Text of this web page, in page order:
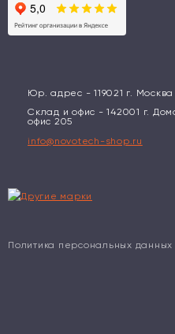
Юр. адрес - 119021 г. Москва
Склад и офис - 142001 г.
офис 205
info@novotech-shop.ru
Политика персональных данных